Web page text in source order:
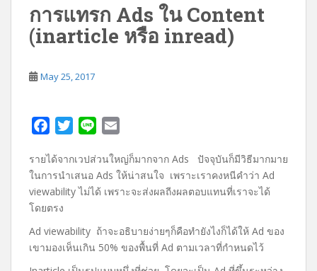
การแทรก Ads ใน Content
(inarticle หรือ inread)
May 25, 2017
c
e
b
o
o
k
i
t
t
r
n
e
a
i
l
รายได้จากเวปส่วนใหญ่ก็มากจาก Ads ปัจจุบันก็มีวิธีมากมาย
ในการนำเสนอ Ads ให้น่าสนใจ เพราะเราคงหนีคำว่า Ad
viewability ไม่ได้ เพราะจะส่งผลถีงผลตอบแทนที่เราจะได้
โดยตรง
Ad viewability ถ้าจะอธิบายง่ายๆก็คือทำยังไงก็ได้ให้ Ad ของ
เขามองเห็นเกิน 50% ของพื้นที่ Ad ตามเวลาที่กำหนดไว้